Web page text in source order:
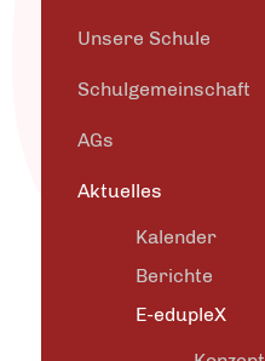
Unsere Schule
Schulgemeinschaft
AGs
Aktuelles
Kalender
Berichte
E-edupleX